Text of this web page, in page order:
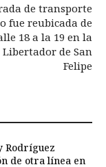
de transporte
fue reubicada de
18 a la 19 en la
de San
Felipe
Rodríguez
de otra línea en